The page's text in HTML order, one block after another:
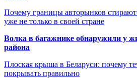
Почему границы авторынков
уже не только в своей стране
Волка в багажнике обнаружили у
района
Плоская крыша в Беларуси: почему
покрывать правильно